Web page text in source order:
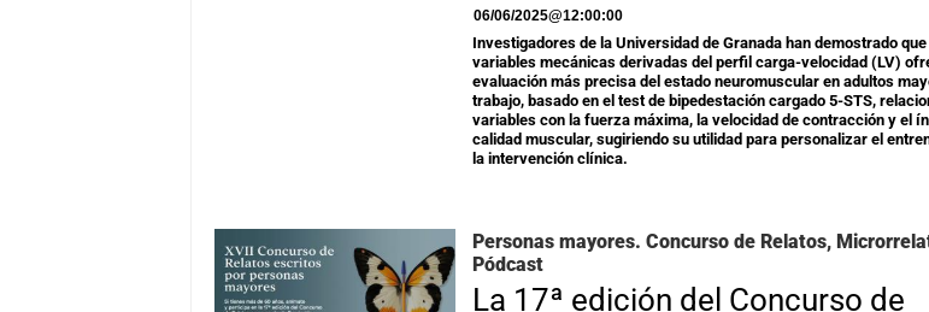
06/06/2025@12:00:00
Investigadores de la Universidad de Granada han demostrado
variables mecánicas derivadas del perfil carga-velocidad (LV)
evaluación más precisa del estado neuromuscular en adultos
trabajo, basado en el test de bipedestación cargado 5-STS,
variables con la fuerza máxima, la velocidad de contracción y el
calidad muscular, sugiriendo su utilidad para personalizar el
la intervención clínica.
Personas mayores. Concurso de Relatos,
Pódcast
La 17ª edición del Concurso de